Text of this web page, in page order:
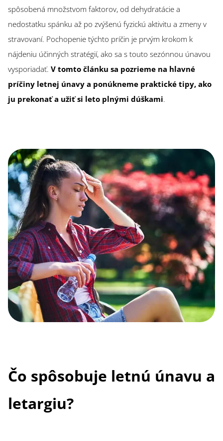
spôsobená množstvom faktorov, od dehydratácie a
nedostatku spánku až po zvýšenú fyzickú aktivitu a zmeny v
stravovaní. Pochopenie týchto príčin je prvým krokom k
nájdeniu účinných stratégií, ako sa s touto sezónnou únavou
vysporiadať. V tomto článku sa pozrieme na hlavné
príčiny letnej únavy a ponúkneme praktické tipy, ako
ju prekonať a užiť si leto plnými dúškami.
Čo spôsobuje letnú únavu a
letargiu?